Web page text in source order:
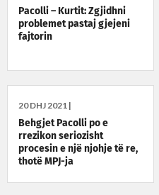
Pacolli – Kurtit: Zgjidhni
problemet pastaj gjejeni
fajtorin
20 DHJ 2021 |
Behgjet Pacolli po e
rrezikon seriozisht
procesin e një njohje të re,
thotë MPJ-ja